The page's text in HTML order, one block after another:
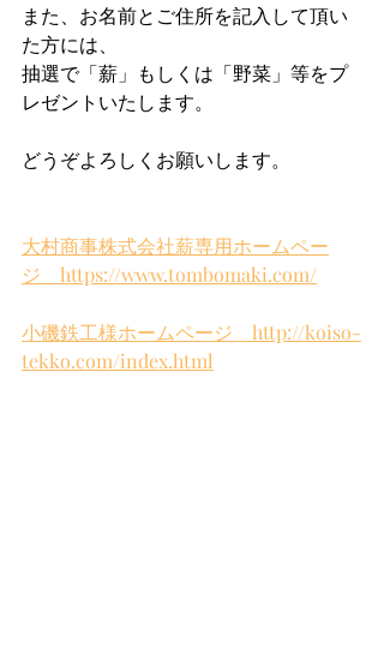
また、お名前とご住所を記入して頂い
た方には、
抽選で「薪」もしくは「野菜」等をプ
レゼントいたします。
どうぞよろしくお願いします。
大村商事株式会社薪専用ホームペー
ジ　https://www.tombomaki.com/
小磯鉄工様ホームページ　http://koiso-
tekko.com/index.html